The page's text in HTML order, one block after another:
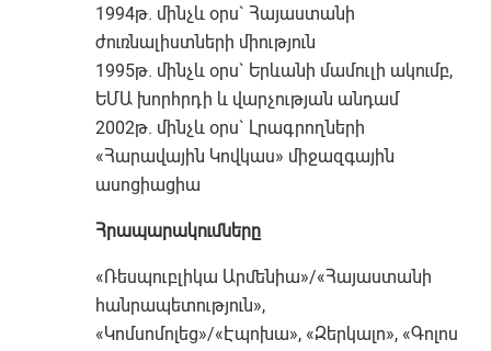
1994թ. մինչև օրս` Հայաստանի
ժուռնալիստների միություն
1995թ. մինչև օրս` Երևանի մամուլի ակումբ,
ԵՄԱ խորհրդի և վարչության անդամ
2002թ. մինչև օրս` Լրագրողների
«Հարավային Կովկաս» միջազգային
ասոցիացիա
Հրապարակումները
«Ռեսպուբլիկա Արմենիա»/«Հայաստանի
հանրապետություն»,
«Կոմսոմոլեց»/«Էպոխա», «Զերկալո», «Գոլոս